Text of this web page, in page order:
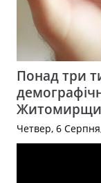
Понад три
Четвер, 6